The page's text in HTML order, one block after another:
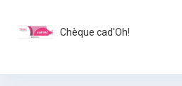
Chèque cad'Oh!